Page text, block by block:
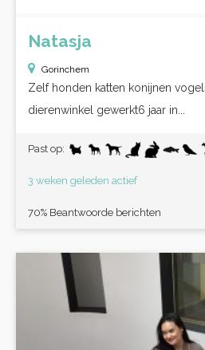
Natasja
Gorinchem
Zelf honden katten konijnen
dierenwinkel gewerkt6 jaar in...
Past op:
3 weken geleden actief
70% Beantwoorde berichten